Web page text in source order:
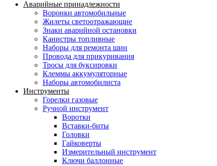
Аварийные принадлежности
Воронки автомобильные
Жилеты светоотражающие
Знаки аварийной остановки
Канистры топливные
Наборы для ремонта шин
Провода для прикуривания
Тросы для буксировки
Клеммы аккумуляторные
Наборы автомобилиста
Инструменты
Горелки газовые
Ручной инструмент
Воротки
Вставки-биты
Головки
Гайковерты
Измерительный инструмент
Ключи баллонные